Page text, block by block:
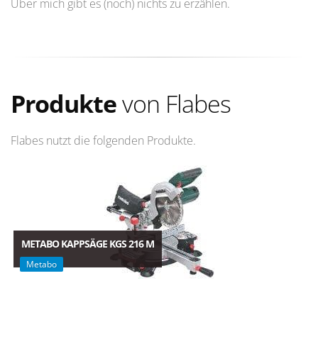
Über mich gibt es (noch) nichts zu erzählen.
Produktevon Flabes
Flabes nutzt die folgenden Produkte.
METABO KAPPSÄGE KGS 216 M
Metabo